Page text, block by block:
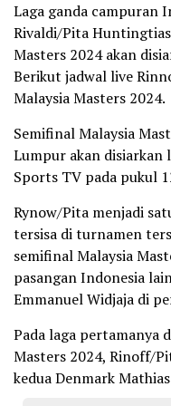
Laga ganda campuran
Rivaldi/Pita
Masters 2024 akan
Berikut jadwal live
Malaysia Masters 2024.
Semifinal Malaysia
Lumpur akan disiarkan
Sports TV pada pukul
Rynow/Pita menjadi
tersisa di turnamen
semifinal Malaysia
pasangan Indonesia
Emmanuel Widjaja di
Pada laga pertamanya
Masters 2024, Rinoff/
kedua Denmark